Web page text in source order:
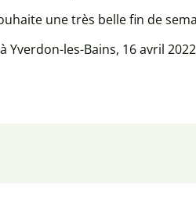
une très belle fin de
les-Bains, 16 avril